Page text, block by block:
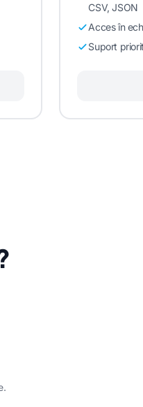
CSV, JSON
Acces în
Suport